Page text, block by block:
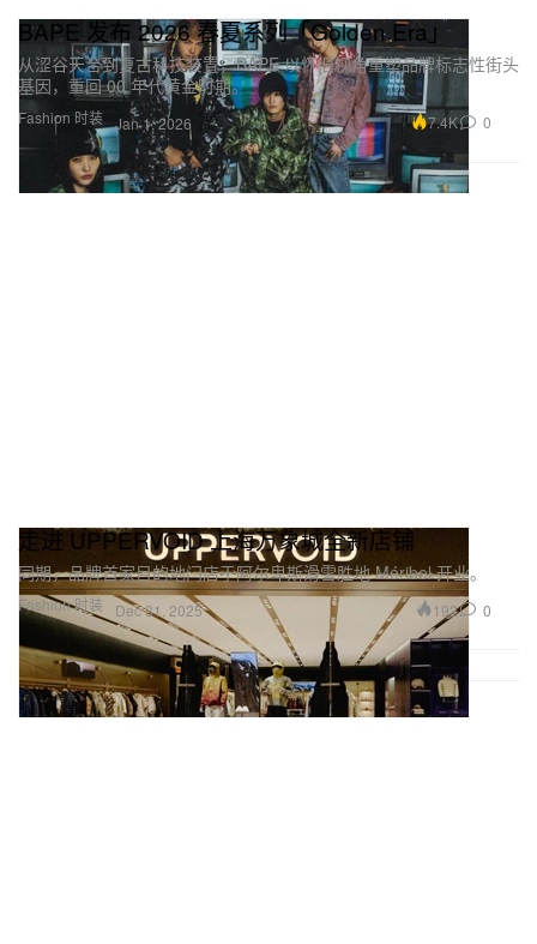
Fashion 时装
BAPE 发布 2026 春夏系列「Golden Era」
从涩谷天台到复古科技装置，BAPE 以怀旧视角重塑品牌标志性街头
基因，重回 00 年代黄金时期。
Jan 1, 2026 7.4K 0
Fashion 时装
走进 UPPERVOID 上海万象城全新店铺
同期，品牌首家目的地门店于阿尔卑斯滑雪胜地 Méribel 开业。
Dec 31, 2025 192 0